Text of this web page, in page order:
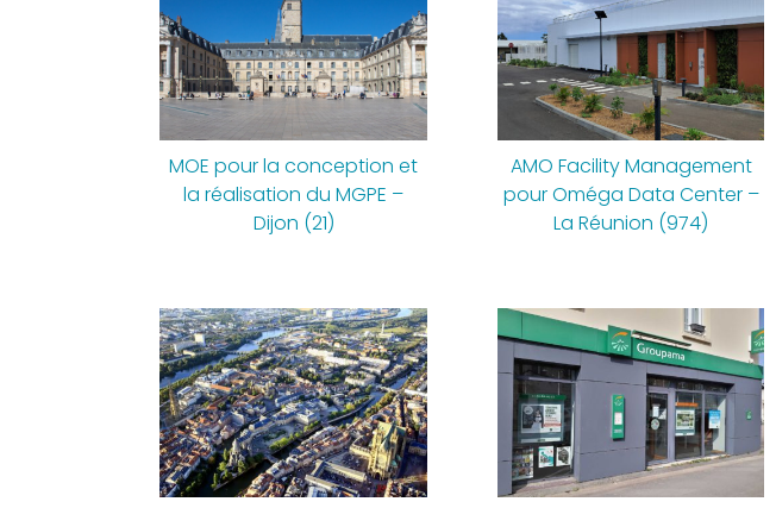
MOE pour la conception et
la réalisation du MGPE –
Dijon (21)
AMO Facility Management
pour Oméga Data Center –
La Réunion (974)